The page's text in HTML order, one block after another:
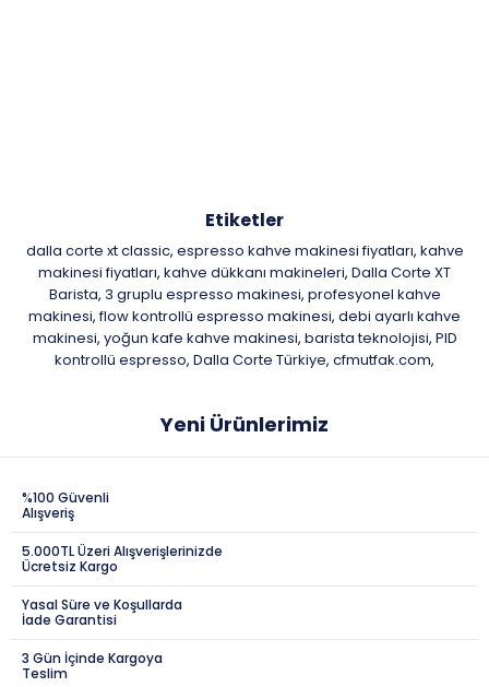
Etiketler
dalla corte xt classic, espresso kahve makinesi fiyatları, kahve
makinesi fiyatları, kahve dükkanı makineleri, Dalla Corte XT
Barista, 3 gruplu espresso makinesi, profesyonel kahve
makinesi, flow kontrollü espresso makinesi, debi ayarlı kahve
makinesi, yoğun kafe kahve makinesi, barista teknolojisi, PID
kontrollü espresso, Dalla Corte Türkiye, cfmutfak.com,
Yeni Ürünlerimiz
%100 Güvenli
Alışveriş
5.000TL Üzeri Alışverişlerinizde
Ücretsiz Kargo
Yasal Süre ve Koşullarda
İade Garantisi
3 Gün İçinde Kargoya
Teslim